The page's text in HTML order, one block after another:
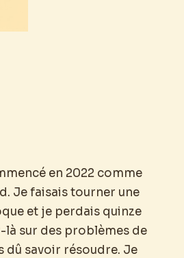
en 2022 comme
Je faisais tourner une
et je perdais quinze
sur des problèmes de
dû savoir résoudre. Je